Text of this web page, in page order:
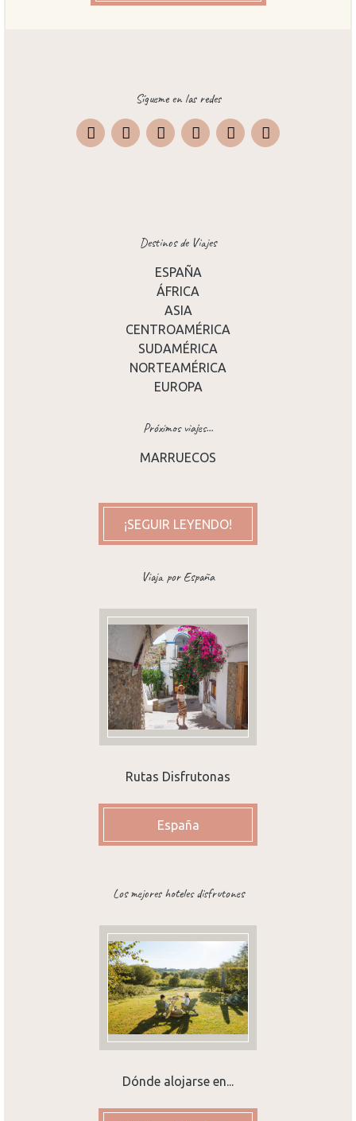
Sígueme en las redes
InstagramFacebook
X Pinterest TripAdvisor
Destinos de Viajes
ESPAÑA
ÁFRICA
ASIA
CENTROAMÉRICA
SUDAMÉRICA
NORTEAMÉRICA
EUROPA
Próximos viajes...
MARRUECOS
¡SEGUIR LEYENDO!
Viaja por España
Rutas Disfrutonas
España
Los mejores hoteles disfrutones
Dónde alojarse en...